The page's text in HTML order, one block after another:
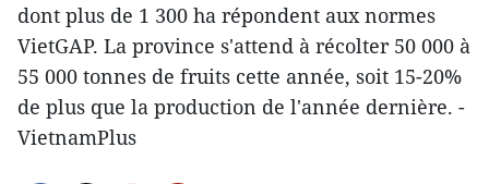
dont plus de 1 300 ha répondent aux normes
VietGAP. La province s'attend à récolter 50 000 à
55 000 tonnes de fruits cette année, soit 15-20%
de plus que la production de l'année dernière. -
VietnamPlus